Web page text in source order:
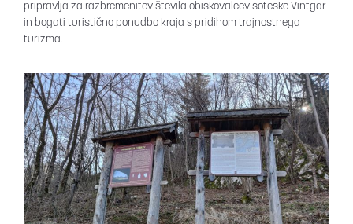
pripravlja za razbremenitev števila obiskovalcev soteske Vintgar
in bogati turistično ponudbo kraja s pridihom trajnostnega
turizma.